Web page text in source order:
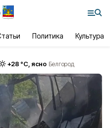
Политика Культура
+28 °С, ясно Белгород